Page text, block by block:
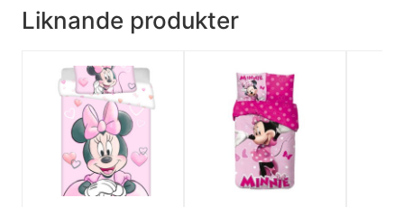
Liknande produkter